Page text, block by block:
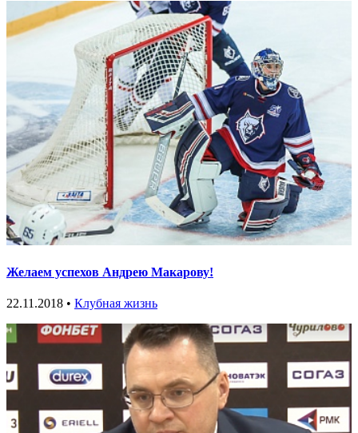
Желаем успехов Андрею Макарову!
22.11.2018 • Клубная жизнь